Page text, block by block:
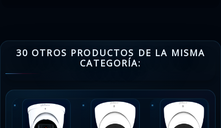
30 OTROS PRODUCTOS DE LA MISMA
CATEGORÍA: